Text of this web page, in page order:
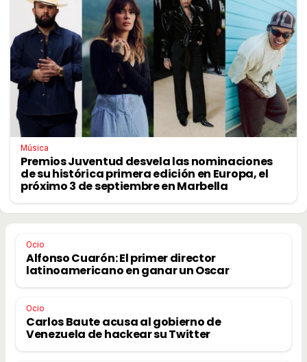
Música
Premios Juventud desvela las nominaciones
de su histórica primera edición en Europa, el
próximo 3 de septiembre en Marbella
Ocio
Alfonso Cuarón: El primer director
latinoamericano en ganar un Oscar
Ocio
Carlos Baute acusa al gobierno de
Venezuela de hackear su Twitter